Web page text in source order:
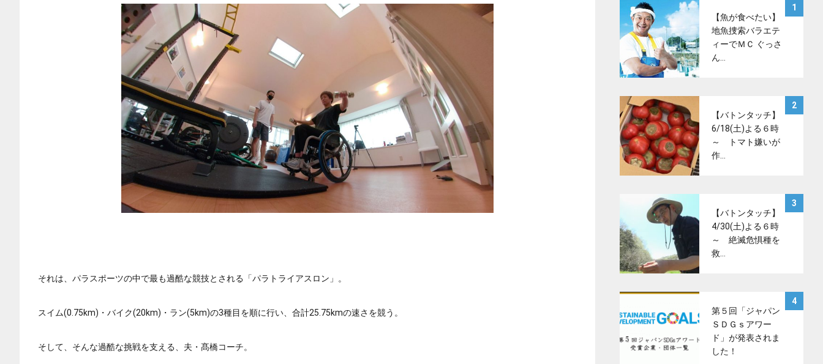
それは、パラスポーツの中で最も過酷な競技とされる「パラトライアスロン」。
スイム(0.75km)・バイク(20km)・ラン(5km)の3種目を順に行い、合計25.75kmの速さを競う。
そして、そんな過酷な挑戦を支える、夫・髙橋コーチ。
1
【魚が食べたい】
地魚捜索バラエテ
ィーでＭＣ ぐっさ
ん…
2
【バトンタッチ】
6/18(土)よる６時
～ トマト嫌いが
作…
3
【バトンタッチ】
4/30(土)よる６時
～ 絶滅危惧種を
救…
4
第５回「ジャパン
ＳＤＧｓアワー
ド」が発表されま
した！